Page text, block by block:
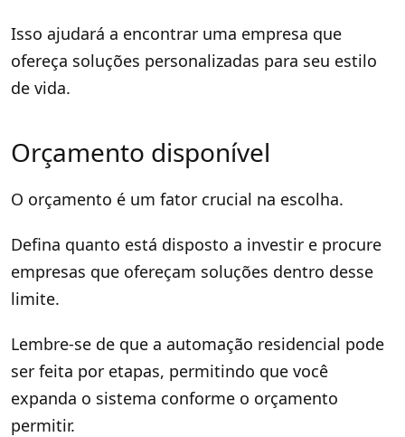
Isso ajudará a encontrar uma empresa que
ofereça soluções personalizadas para seu estilo
de vida.
Orçamento disponível
O orçamento é um fator crucial na escolha.
Defina quanto está disposto a investir e procure
empresas que ofereçam soluções dentro desse
limite.
Lembre-se de que a automação residencial pode
ser feita por etapas, permitindo que você
expanda o sistema conforme o orçamento
permitir.